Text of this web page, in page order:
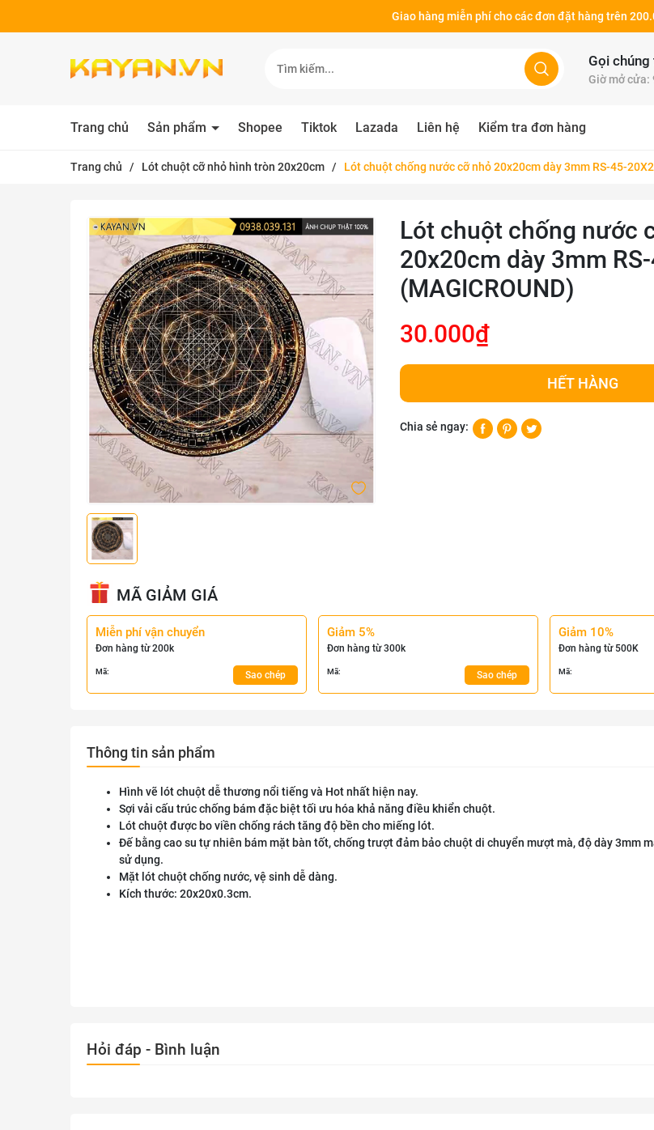
Giao hàng miễn phí cho các đơn đặt hàng trên
Gọi chúng
Giờ mở cửa:
Trang chủ Sản phẩm Shopee Tiktok Lazada Liên hệ Kiểm tra đơn hàng
Trang chủ / Lót chuột cỡ nhỏ hình tròn 20x20cm / Lót chuột chống nước cỡ nhỏ 20x20cm dày 3mm RS-45-
Lót chuột chống nước
20x20cm dày 3mm
(MAGICROUND)
30.000₫
HẾT HÀNG
Chia sẻ ngay:
MÃ GIẢM GIÁ
Miễn phí vận chuyển
Đơn hàng từ 200k
Mã: Sao chép
Giảm 5%
Đơn hàng từ 300k
Mã: Sao chép
Giảm 10%
Đơn hàng từ 500K
Mã:
Thông tin sản phẩm
Hình vẽ lót chuột dễ thương nổi tiếng và Hot nhất hiện nay.
Sợi vải cấu trúc chống bám đặc biệt tối ưu hóa khả năng điều khiển chuột.
Lót chuột được bo viền chống rách tăng độ bền cho miếng lót.
Đế bằng cao su tự nhiên bám mặt bàn tốt, chống trượt đảm bảo chuột di chuyển mượt mà, độ dày 3mm
sử dụng.
Mặt lót chuột chống nước, vệ sinh dễ dàng.
Kích thước: 20x20x0.3cm.
Hỏi đáp - Bình luận